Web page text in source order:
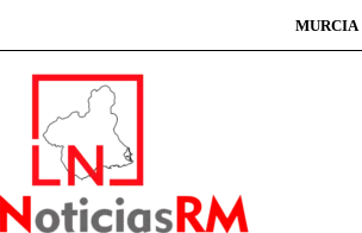
MURCIA